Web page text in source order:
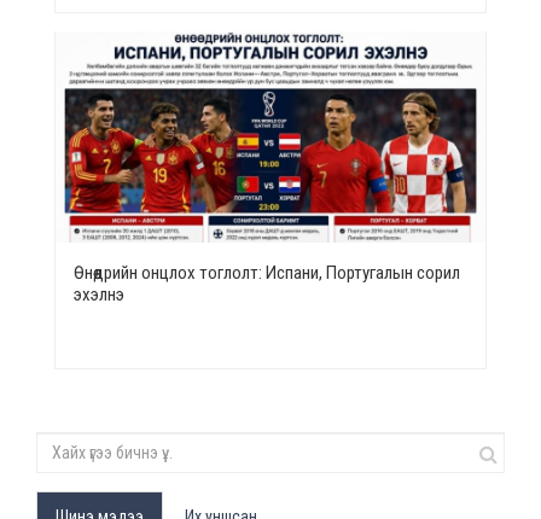
Өнөөдрийн онцлох тоглолт: Испани, Португалын сорил
эхэлнэ